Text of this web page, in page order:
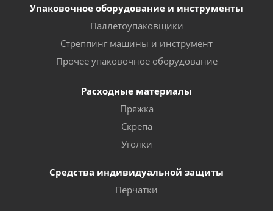
Упаковочное оборудование и инструменты
Паллетоупаковщики
Стреппинг машины и инструмент
Прочее упаковочное оборудование
Расходные материалы
Пряжка
Скрепа
Уголки
Средства индивидуальной защиты
Перчатки